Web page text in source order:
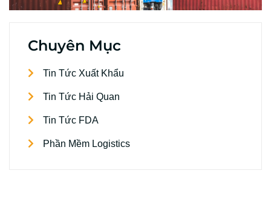
Chuyên Mục
Tin Tức Xuất Khẩu
Tin Tức Hải Quan
Tin Tức FDA
Phần Mềm Logistics